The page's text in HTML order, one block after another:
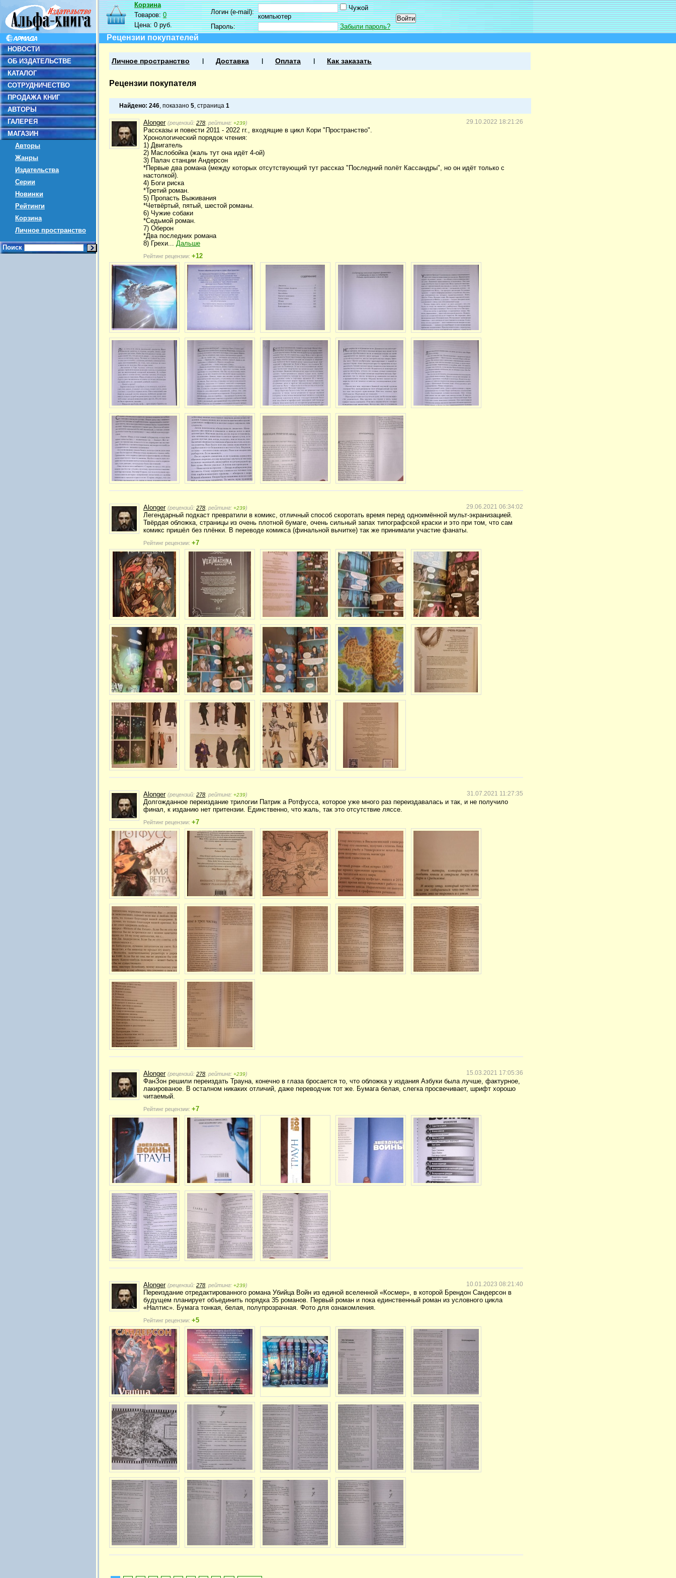
НОВОСТИ
ОБ ИЗДАТЕЛЬСТВЕ
КАТАЛОГ
СОТРУДНИЧЕСТВО
ПРОДАЖА КНИГ
АВТОРЫ
ГАЛЕРЕЯ
МАГАЗИН
Авторы
Жанры
Издательства
Серии
Новинки
Рейтинги
Корзина
Личное пространство
Поиск
Корзина
Товаров:0
Цена:0 руб.
Логин (e-mail):
Чужой
компьютер
Пароль:
Забыли пароль?
Рецензии покупателей
Личное пространство Доставка Оплата Как заказать
Рецензии покупателя
Найдено: 246, показано 5, страница 1
29.10.2022 18:21:26
Alonger (рецензий: 278 , рейтинг: +239)
Рассказы и повести 2011 - 2022 гг., входящие в цикл Кори "Пространство".
Хронологический порядок чтения:
1) Двигатель
2) Маслобойка (жаль тут она идёт 4-ой)
3) Палач станции Андерсон
*Первые два романа (между которых отсутствующий тут рассказ "Последний полёт Кассандры", но он идёт только с
настолкой).
4) Боги риска
*Третий роман.
5) Пропасть Выживания
*Четвёртый, пятый, шестой романы.
6) Чужие собаки
*Седьмой роман.
7) Оберон
*Два последних романа
8) Грехи... Дальше
Рейтинг рецензии: +12
29.06.2021 06:34:02
Alonger (рецензий: 278 , рейтинг: +239)
Легендарный подкаст превратили в комикс, отличный способ скоротать время перед одноимённой мульт-экранизацией.
Твёрдая обложка, страницы из очень плотной бумаге, очень сильный запах типографской краски и это при том, что сам
комикс пришёл без плёнки. В переводе комикса (финальной вычитке) так же принимали участие фанаты.
Рейтинг рецензии: +7
31.07.2021 11:27:35
Alonger (рецензий: 278 , рейтинг: +239)
Долгожданное переиздание трилогии Патрик а Ротфусса, которое уже много раз переиздавалась и так, и не получило
финал, к изданию нет притензии. Единственно, что жаль, так это отсутствие ляссе.
Рейтинг рецензии: +7
15.03.2021 17:05:36
Alonger (рецензий: 278 , рейтинг: +239)
ФанЗон решили переиздать Трауна, конечно в глаза бросается то, что обложка у издания Азбуки была лучше, фактурное,
лакированое. В осталном никаких отличий, даже переводчик тот же. Бумага белая, слегка просвечивает, шрифт хорошо
читаемый.
Рейтинг рецензии: +7
10.01.2023 08:21:40
Alonger (рецензий: 278 , рейтинг: +239)
Переиздание отредактированного романа Убийца Войн из единой вселенной «Космер», в которой Брендон Сандерсон в
будущем планирует объединить порядка 35 романов. Первый роман и пока единственный роман из условного цикла
«Налтис». Бумага тонкая, белая, полупрозрачная. Фото для ознакомления.
Рейтинг рецензии: +5